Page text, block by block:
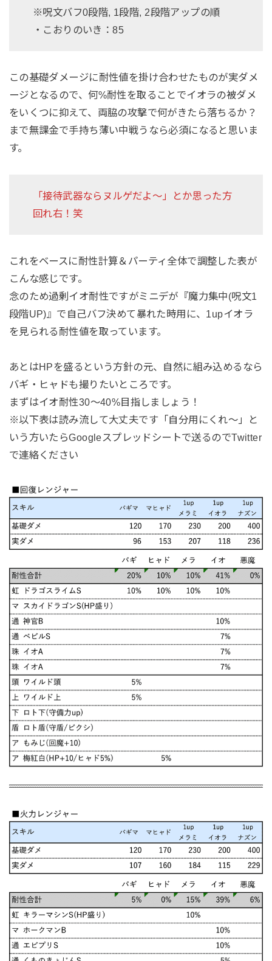
※呪文バフ0段階, 1段階, 2段階アップの順
・こおりのいき：85
この基礎ダメージに耐性値を掛け合わせたものが実ダメ
ージとなるので、何%耐性を取ることでイオラの被ダメ
をいくつに抑えて、両脇の攻撃で何がきたら落ちるか？
まで無課金で手持ち薄い中戦うなら必須になると思いま
す。
「接待武器ならヌルゲだよ〜」とか思った方
回れ右！笑
これをベースに耐性計算＆パーティ全体で調整した表が
こんな感じです。
念のため過剰イオ耐性ですがミニデが『魔力集中(呪文1
段階UP)』で自己バフ決めて暴れた時用に、1upイオラ
を見られる耐性値を取っています。
あとはHPを盛るという方針の元、自然に組み込めるなら
バギ・ヒャドも撮りたいところです。
まずはイオ耐性30〜40%目指しましょう！
※以下表は読み流して大丈夫です「自分用にくれ〜」と
いう方いたらGoogleスプレッドシートで送るのでTwitter
で連絡ください